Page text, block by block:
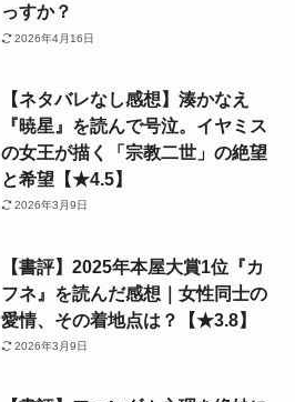
っすか？
2026年4月16日
【ネタバレなし感想】湊かなえ
『暁星』を読んで号泣。イヤミス
の女王が描く「宗教二世」の絶望
と希望【★4.5】
2026年3月9日
【書評】2025年本屋大賞1位『カ
フネ』を読んだ感想｜女性同士の
愛情、その着地点は？【★3.8】
2026年3月9日